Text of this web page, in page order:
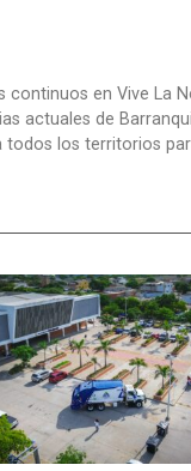
continuos en Vive La
actuales de
todos los territorios